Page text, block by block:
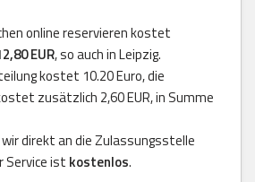
online reservieren kostet
EUR, so auch in Leipzig.
kostet 10.20 Euro, die
zusätzlich 2,60 EUR, in Summe
direkt an die Zulassungsstelle
Service ist kostenlos.